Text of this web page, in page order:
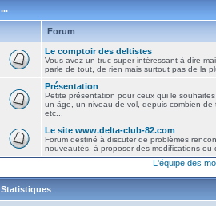
...
Forum
Le comptoir des deltistes
Vous avez un truc super intéressant à dire
parle de tout, de rien mais surtout pas de la
Présentation
Petite présentation pour ceux qui le
un âge, un niveau de vol, depuis combien de
etc...
Le site www.delta-club-82.com
Forum destiné à discuter de problèmes
nouveautés, à proposer des modifications ou
L'équipe des
Statistiques